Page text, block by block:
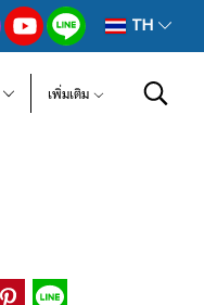
TH
เพิ่มเติม